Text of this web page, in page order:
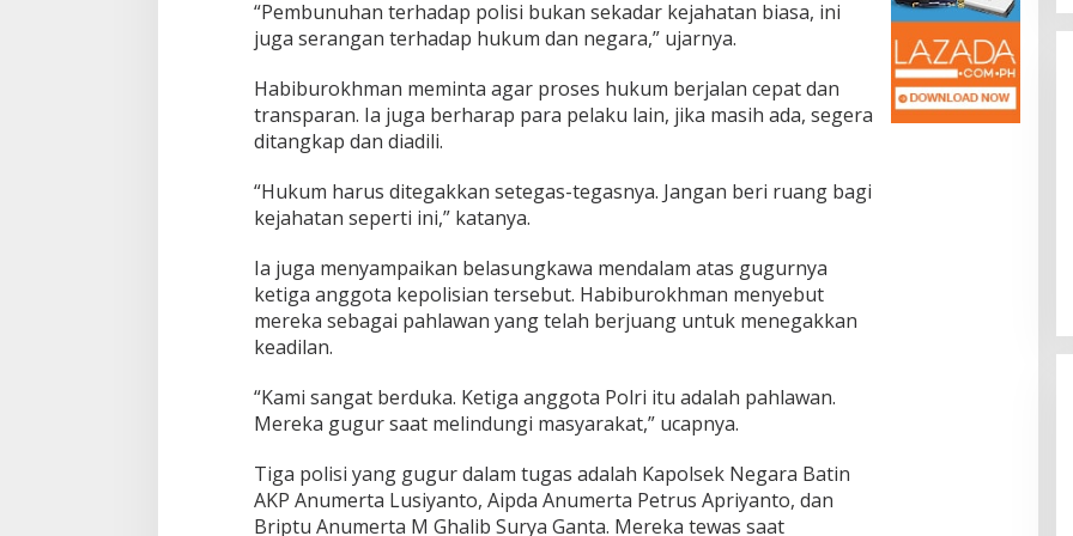
p
u
g
“Pembunuhan terhadap polisi bukan sekadar kejahatan biasa, ini
juga serangan terhadap hukum dan negara,” ujarnya.
Habiburokhman meminta agar proses hukum berjalan cepat dan
transparan. Ia juga berharap para pelaku lain, jika masih ada, segera
ditangkap dan diadili.
“Hukum harus ditegakkan setegas-tegasnya. Jangan beri ruang bagi
kejahatan seperti ini,” katanya.
Ia juga menyampaikan belasungkawa mendalam atas gugurnya
ketiga anggota kepolisian tersebut. Habiburokhman menyebut
mereka sebagai pahlawan yang telah berjuang untuk menegakkan
keadilan.
“Kami sangat berduka. Ketiga anggota Polri itu adalah pahlawan.
Mereka gugur saat melindungi masyarakat,” ucapnya.
Tiga polisi yang gugur dalam tugas adalah Kapolsek Negara Batin
AKP Anumerta Lusiyanto, Aipda Anumerta Petrus Apriyanto, dan
Briptu Anumerta M Ghalib Surya Ganta. Mereka tewas saat
Jalan Bergelombang dan Minim
Innova Hantam Pohon di
Bantarkawung
Desa, Nasional, Otomatif, Politik,
Sosial
04/08/2026